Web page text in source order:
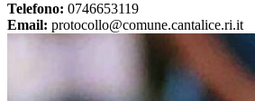
Telefono: 0746653119
Email: protocollo@comune.cantalice.ri.it